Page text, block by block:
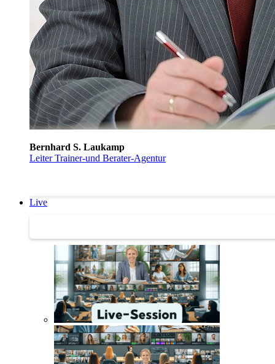
Bernhard S. Laukamp
Leiter Trainer-und Berater-Agentur
Live